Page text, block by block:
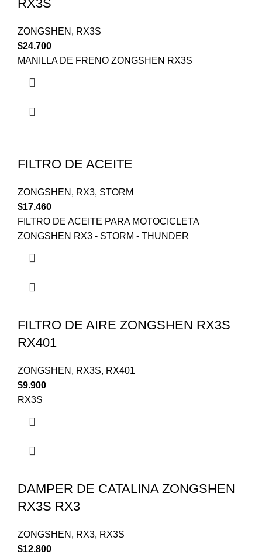
RX3S
ZONGSHEN , RX3S
$24.700
MANILLA DE FRENO ZONGSHEN RX3S
FILTRO DE ACEITE
ZONGSHEN , RX3, STORM
$17.460
FILTRO DE ACEITE PARA MOTOCICLETA
ZONGSHEN RX3 - STORM - THUNDER
FILTRO DE AIRE ZONGSHEN RX3S
RX401
ZONGSHEN , RX3S, RX401
$9.900
RX3S
DAMPER DE CATALINA ZONGSHEN
RX3S RX3
ZONGSHEN , RX3, RX3S
$12.800